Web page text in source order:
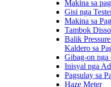
Makina sa
Gisi nga
Makina sa
Tambok
Balik
Kaldero sa
Gibag-on nga
Inisyal nga
Pagsulay sa
Haze Meter